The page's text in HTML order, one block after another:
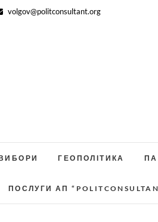
volgov@politconsultant.org
ГЕОПОЛІТИКА
ПОСЛУГИ АП